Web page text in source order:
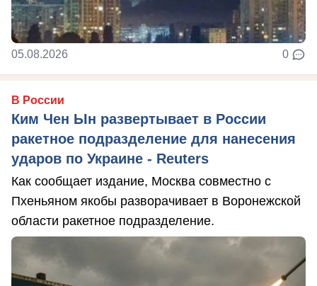
05.08.2026 0
В России
Ким Чен Ын развертывает в России
ракетное подразделение для нанесения
ударов по Украине - Reuters
Как сообщает издание, Москва совместно с
Пхеньяном якобы разворачивает в Воронежской
области ракетное подразделение.